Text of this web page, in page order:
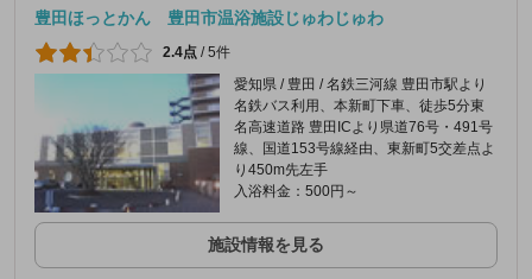
豊田ほっとかん 豊田市温浴施設じゅわじゅわ
2.4点 /5件
愛知県 / 豊田 / 名鉄三河線 豊田市駅より
名鉄バス利用、本新町下車、徒歩5分東
名高速道路 豊田ICより県道76号・491号
線、国道153号線経由、東新町5交差点よ
り450m先左手
入浴料金：500円～
施設情報を見る